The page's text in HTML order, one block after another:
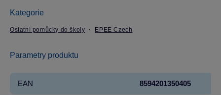
Kategorie
Ostatní pomůcky do školy EPEE Czech
Parametry produktu
EAN 8594201350405